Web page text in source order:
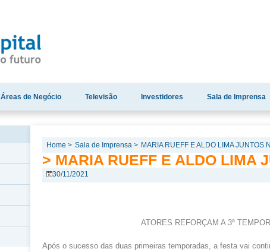
Áreas de Negócio Televisão Investidores Sala de Imprensa
Home > Sala de Imprensa > MARIA RUEFF E ALDO LIMA JUNTOS
> MARIA RUEFF E ALDO LIMA
30/11/2021
ATORES REFORÇAM A 3ª
Após o sucesso das duas primeiras temporadas, a festa vai